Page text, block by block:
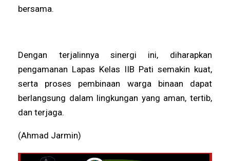
bersama.
Dengan terjalinnya sinergi ini, diharapkan
pengamanan Lapas Kelas IIB Pati semakin kuat,
serta proses pembinaan warga binaan dapat
berlangsung dalam lingkungan yang aman, tertib,
dan terjaga.
(Ahmad Jarmin)